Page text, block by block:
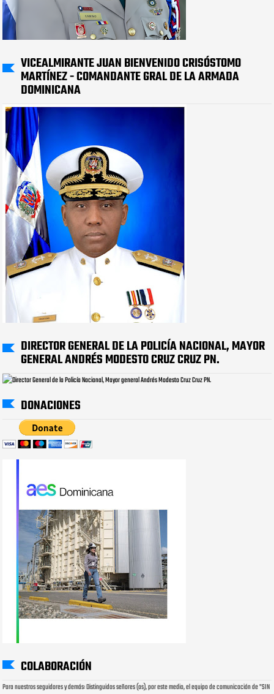
VICEALMIRANTE JUAN BIENVENIDO CRISÓSTOMO
MARTÍNEZ - COMANDANTE GRAL DE LA ARMADA
DOMINICANA
DIRECTOR GENERAL DE LA POLICÍA NACIONAL, MAYOR
GENERAL ANDRÉS MODESTO CRUZ CRUZ PN.
DONACIONES
COLABORACIÓN
Para nuestros seguidores y demás: Distinguidos señores (as), por este medio, el equipo de comunicación de "SIN